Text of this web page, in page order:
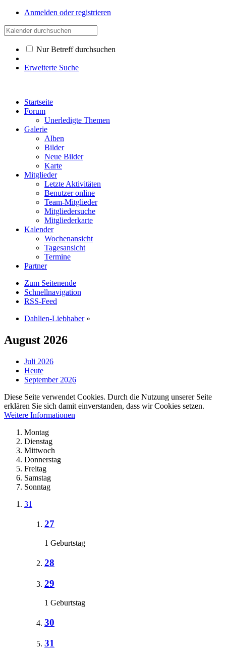
Anmelden oder registrieren
Nur Betreff durchsuchen
Erweiterte Suche
Startseite
Forum
Unerledigte Themen
Galerie
Alben
Bilder
Neue Bilder
Karte
Mitglieder
Letzte Aktivitäten
Benutzer online
Team-Mitglieder
Mitgliedersuche
Mitgliederkarte
Kalender
Wochenansicht
Tagesansicht
Termine
Partner
Zum Seitenende
Schnellnavigation
RSS-Feed
Dahlien-Liebhaber »
August 2026
Juli 2026
Heute
September 2026
Diese Seite verwendet Cookies. Durch die Nutzung unserer Seite
erklären Sie sich damit einverstanden, dass wir Cookies setzen.
Weitere Informationen
Montag
Dienstag
Mittwoch
Donnerstag
Freitag
Samstag
Sonntag
31
27
1 Geburtstag
28
29
1 Geburtstag
30
31